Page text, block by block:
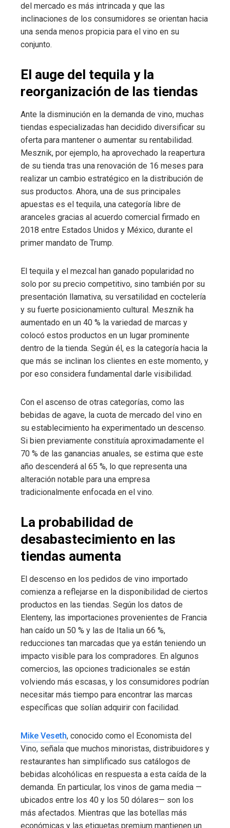
del mercado es más intrincada y que las
inclinaciones de los consumidores se orientan hacia
una senda menos propicia para el vino en su
conjunto.
El auge del tequila y la
reorganización de las tiendas
Ante la disminución en la demanda de vino, muchas
tiendas especializadas han decidido diversificar su
oferta para mantener o aumentar su rentabilidad.
Mesznik, por ejemplo, ha aprovechado la reapertura
de su tienda tras una renovación de 16 meses para
realizar un cambio estratégico en la distribución de
sus productos. Ahora, una de sus principales
apuestas es el tequila, una categoría libre de
aranceles gracias al acuerdo comercial firmado en
2018 entre Estados Unidos y México, durante el
primer mandato de Trump.
El tequila y el mezcal han ganado popularidad no
solo por su precio competitivo, sino también por su
presentación llamativa, su versatilidad en coctelería
y su fuerte posicionamiento cultural. Mesznik ha
aumentado en un 40 % la variedad de marcas y
colocó estos productos en un lugar prominente
dentro de la tienda. Según él, es la categoría hacia la
que más se inclinan los clientes en este momento, y
por eso considera fundamental darle visibilidad.
Con el ascenso de otras categorías, como las
bebidas de agave, la cuota de mercado del vino en
su establecimiento ha experimentado un descenso.
Si bien previamente constituía aproximadamente el
70 % de las ganancias anuales, se estima que este
año descenderá al 65 %, lo que representa una
alteración notable para una empresa
tradicionalmente enfocada en el vino.
La probabilidad de
desabastecimiento en las
tiendas aumenta
El descenso en los pedidos de vino importado
comienza a reflejarse en la disponibilidad de ciertos
productos en las tiendas. Según los datos de
Elenteny, las importaciones provenientes de Francia
han caído un 50 % y las de Italia un 66 %,
reducciones tan marcadas que ya están teniendo un
impacto visible para los compradores. En algunos
comercios, las opciones tradicionales se están
volviendo más escasas, y los consumidores podrían
necesitar más tiempo para encontrar las marcas
específicas que solían adquirir con facilidad.
Mike Veseth, conocido como el Economista del
Vino, señala que muchos minoristas, distribuidores y
restaurantes han simplificado sus catálogos de
bebidas alcohólicas en respuesta a esta caída de la
demanda. En particular, los vinos de gama media —
ubicados entre los 40 y los 50 dólares— son los
más afectados. Mientras que las botellas más
económicas y las etiquetas premium mantienen un